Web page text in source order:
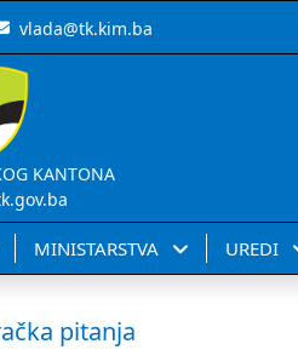
vlada@tk.kim.ba
KANTONA
MINISTARSTVA UREDI
pitanja